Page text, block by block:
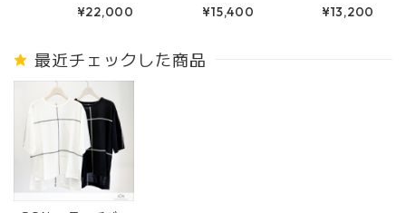
チャコール/ブ
プ
¥22,000
ワイト/ピンク) 6
¥15,400
ル/ブラック) 635
¥13,200
最近チェックした商品